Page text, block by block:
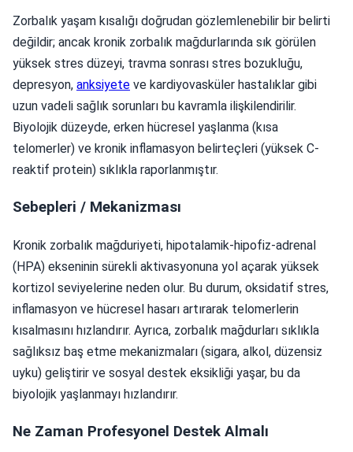
Zorbalık yaşam kısalığı doğrudan gözlemlenebilir bir belirti
değildir; ancak kronik zorbalık mağdurlarında sık görülen
yüksek stres düzeyi, travma sonrası stres bozukluğu,
depresyon, anksiyete ve kardiyovasküler hastalıklar gibi
uzun vadeli sağlık sorunları bu kavramla ilişkilendirilir.
Biyolojik düzeyde, erken hücresel yaşlanma (kısa
telomerler) ve kronik inflamasyon belirteçleri (yüksek C-
reaktif protein) sıklıkla raporlanmıştır.
Sebepleri / Mekanizması
Kronik zorbalık mağduriyeti, hipotalamik-hipofiz-adrenal
(HPA) ekseninin sürekli aktivasyonuna yol açarak yüksek
kortizol seviyelerine neden olur. Bu durum, oksidatif stres,
inflamasyon ve hücresel hasarı artırarak telomerlerin
kısalmasını hızlandırır. Ayrıca, zorbalık mağdurları sıklıkla
sağlıksız baş etme mekanizmaları (sigara, alkol, düzensiz
uyku) geliştirir ve sosyal destek eksikliği yaşar, bu da
biyolojik yaşlanmayı hızlandırır.
Ne Zaman Profesyonel Destek Almalı